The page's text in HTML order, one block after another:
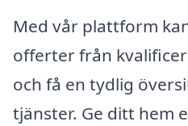
Med vår plattform
offerter från
och få en tydlig
tjänster. Ge ditt hem